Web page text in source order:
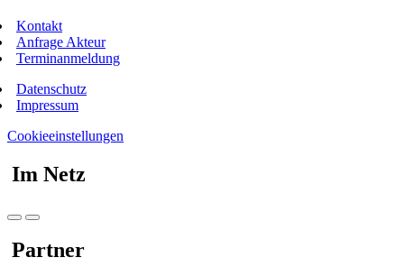
Kontakt
Anfrage Akteur
Terminanmeldung
Datenschutz
Impressum
Cookieeinstellungen
Im Netz
Partner